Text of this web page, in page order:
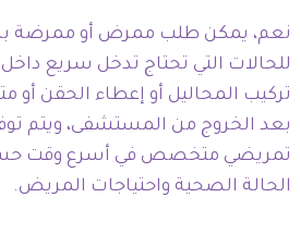
نعم، يمكن طلب ممرض أو ممرضة
للحالات التي تحتاج تدخل سريع
تركيب المحاليل أو إعطاء الحقن أو
بعد الخروج من المستشفى، ويتم
تمريضي متخصص في أسرع وقت
الحالة الصحية واحتياجات المريض.